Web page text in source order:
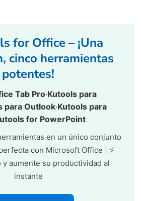
for Office – ¡Una
cinco herramientas
potentes!
Tab Pro·Kutools para
para Outlook·Kutools para
for PowerPoint
en un único conjunto
con Microsoft Office | ⚡
aumente su productividad al
instante